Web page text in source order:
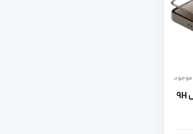
گلس گوشی Galaxy S25 Ultra گرین لاین مدل 9H